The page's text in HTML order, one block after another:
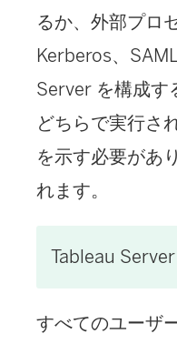
るか、外部プロ
Kerberos、
Server を構成す
どちらで実行さ
を示す必要があ
れます。
Tableau Server
すべてのユーザ